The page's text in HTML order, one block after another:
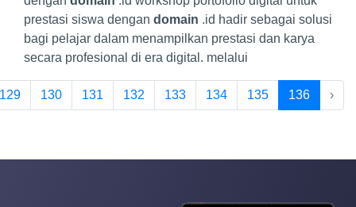
prestasi siswa dengan domain .id hadir sebagai solusi
bagi pelajar dalam menampilkan prestasi dan karya
secara profesional di era digital. melalui
129 130 131 132 133 134 135 136 ›